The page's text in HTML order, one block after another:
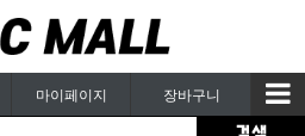
마이페이지 장바구니